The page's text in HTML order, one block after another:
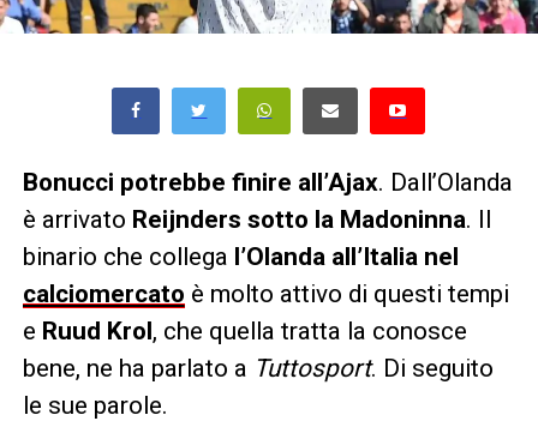
Bonucci potrebbe finire all’Ajax. Dall’Olanda
è arrivato Reijnders sotto la Madoninna. Il
binario che collega l’Olanda all’Italia nel
calciomercato è molto attivo di questi tempi
e Ruud Krol, che quella tratta la conosce
bene, ne ha parlato a Tuttosport. Di seguito
le sue parole.